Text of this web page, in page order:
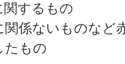
するもの
関係ないものなど
たもの